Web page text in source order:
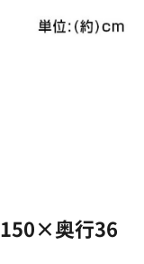
150×奥行36